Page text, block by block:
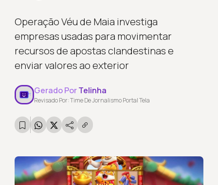
Operação Véu de Maia investiga
empresas usadas para movimentar
recursos de apostas clandestinas e
enviar valores ao exterior
Gerado PorTelinha
Revisado Por: Time De Jornalismo Portal Tela